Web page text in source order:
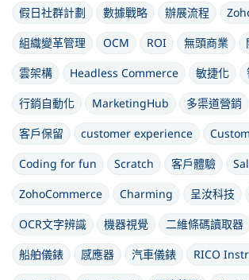
假日社群計劃
數據戰略 辦展流程
組織變革管理
OCM ROI 無頭商業
雲架構
Headless Commerce 敏捷化
行銷自動化
MarketingHub 多渠道營銷
客戶保留
customer experience
Coding for fun
Scratch 客戶體驗
ZohoCommerce
Charming 呈汝科技
OCR文字辨識
機器視覺 二維條碼讀取器
船舶儀錶
感應器 汽車儀錶
RICO